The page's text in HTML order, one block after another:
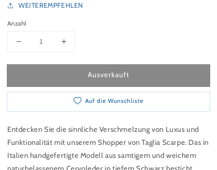
WEITEREMPFEHLEN
Anzahl
Verringeren Sie die Menge für Shopper aus Leder
Erhöhen Sie die Menge für Shopper
Ausverkauft
Auf die Wunschliste
Entdecken Sie die sinnliche Verschmelzung von Luxus und
Funktionalität mit unserem Shopper von Taglia Scarpe. Das in
Italien handgefertigte Modell aus samtigem und weichem